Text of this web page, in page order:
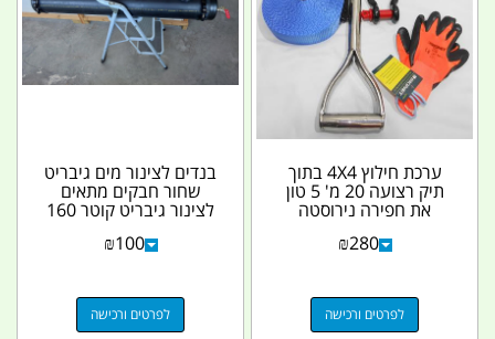
ערכת חילוץ 4X4 בתוך
תיק רצועה 20 מ' 5 טון
את חפירה נירוסטה
₪280
לפרטים ורכישה
בנדים לצינור מים גיבריט
שחור חבקים מתאים
לצינור גיבריט קוטר 160
₪100
לפרטים ורכישה